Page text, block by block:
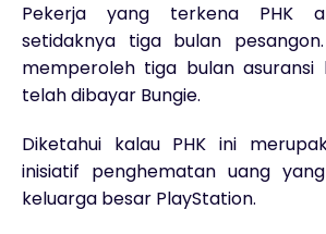
Pekerja yang terkena PHK
setidaknya tiga bulan
memperoleh tiga bulan asuransi
telah dibayar Bungie.
Diketahui kalau PHK ini
inisiatif penghematan uang
keluarga besar PlayStation.